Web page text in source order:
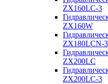
ZX160LC-3
ZX160W
ZX180LCN-3
ZX200LC
ZX200LC-3